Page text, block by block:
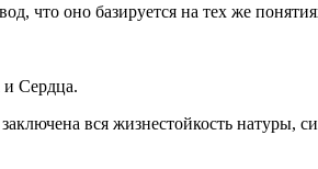
что оно базируется на тех же
Сердца.
вся жизнестойкость натуры,